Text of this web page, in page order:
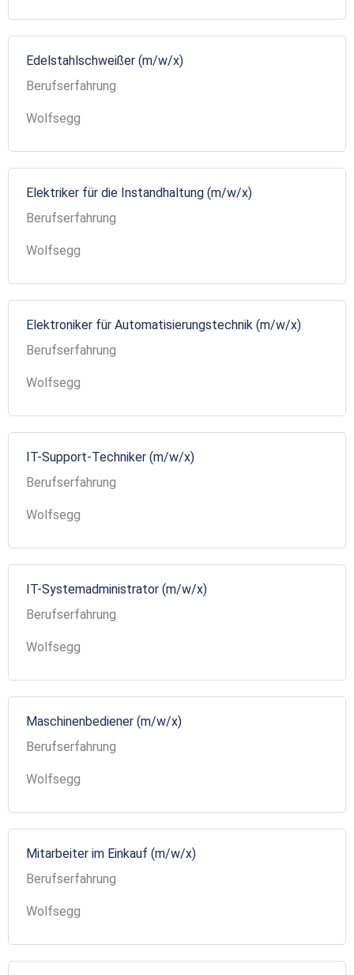
Edelstahlschweißer (m/w/x)
Berufserfahrung
Wolfsegg
Elektriker für die Instandhaltung (m/w/x)
Berufserfahrung
Wolfsegg
Elektroniker für Automatisierungstechnik (m/w/x)
Berufserfahrung
Wolfsegg
IT-Support-Techniker (m/w/x)
Berufserfahrung
Wolfsegg
IT-Systemadministrator (m/w/x)
Berufserfahrung
Wolfsegg
Maschinenbediener (m/w/x)
Berufserfahrung
Wolfsegg
Mitarbeiter im Einkauf (m/w/x)
Berufserfahrung
Wolfsegg